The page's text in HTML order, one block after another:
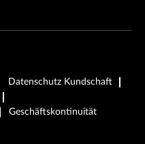
Datenschutz Kundschaft
Geschäftskontinuität